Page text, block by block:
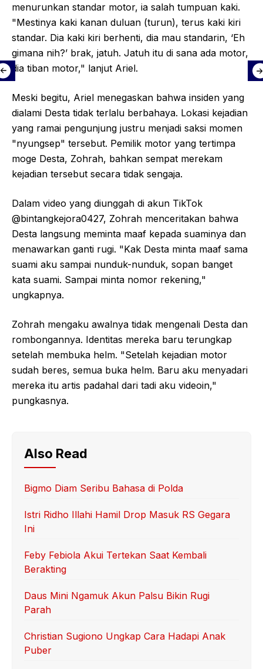
menurunkan standar motor, ia salah tumpuan kaki.
"Mestinya kaki kanan duluan (turun), terus kaki kiri
standar. Dia kaki kiri berhenti, dia mau standarin, ‘Eh
gimana nih?’ brak, jatuh. Jatuh itu di sana ada motor,
dia tiban motor," lanjut Ariel.
Meski begitu, Ariel menegaskan bahwa insiden yang
dialami Desta tidak terlalu berbahaya. Lokasi kejadian
yang ramai pengunjung justru menjadi saksi momen
"nyungsep" tersebut. Pemilik motor yang tertimpa
moge Desta, Zohrah, bahkan sempat merekam
kejadian tersebut secara tidak sengaja.
Dalam video yang diunggah di akun TikTok
@bintangkejora0427, Zohrah menceritakan bahwa
Desta langsung meminta maaf kepada suaminya dan
menawarkan ganti rugi. "Kak Desta minta maaf sama
suami aku sampai nunduk-nunduk, sopan banget
kata suami. Sampai minta nomor rekening,"
ungkapnya.
Zohrah mengaku awalnya tidak mengenali Desta dan
rombongannya. Identitas mereka baru terungkap
setelah membuka helm. "Setelah kejadian motor
sudah beres, semua buka helm. Baru aku menyadari
mereka itu artis padahal dari tadi aku videoin,"
pungkasnya.
Also Read
Bigmo Diam Seribu Bahasa di Polda
Istri Ridho Illahi Hamil Drop Masuk RS Gegara
Ini
Feby Febiola Akui Tertekan Saat Kembali
Berakting
Daus Mini Ngamuk Akun Palsu Bikin Rugi
Parah
Christian Sugiono Ungkap Cara Hadapi Anak
Puber